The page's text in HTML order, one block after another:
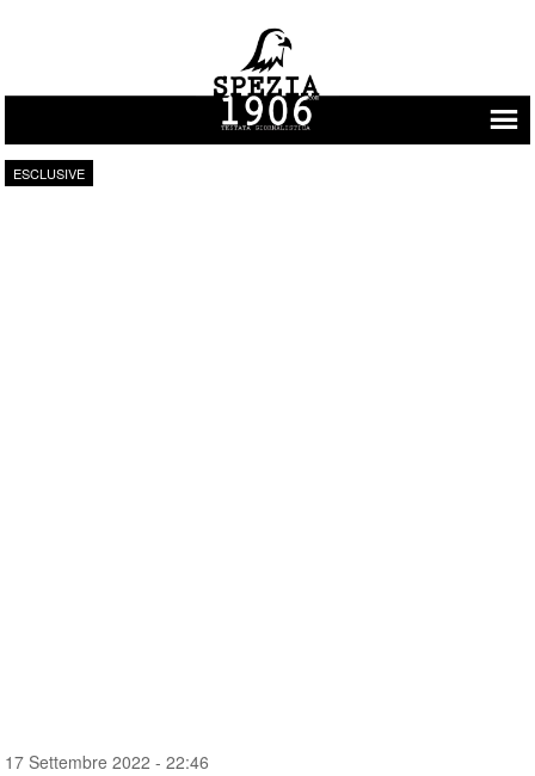
Vai al contenuto
ESCLUSIVE
17 Settembre 2022 - 22:46